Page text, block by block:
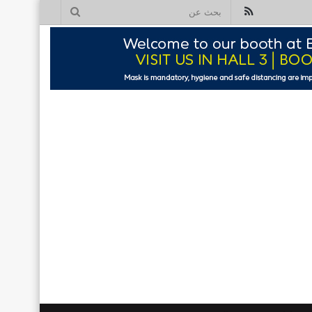
بحث
ملخص
الموقع
RSS